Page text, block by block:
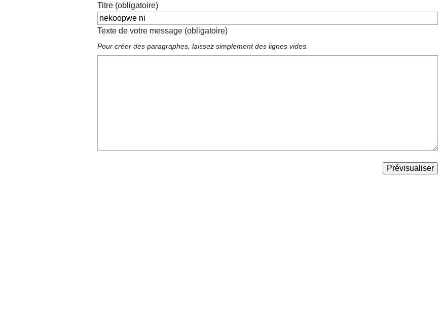
Titre (obligatoire)
Texte de votre message (obligatoire)
Pour créer des paragraphes, laissez simplement des lignes vides.